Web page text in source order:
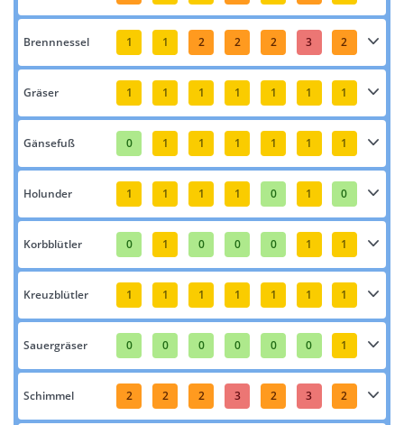
Brennnessel 1 1 2 2 2 3 2
Gräser 1 1 1 1 1 1 1
Gänsefuß 0 1 1 1 1 1 1
Holunder 1 1 1 1 0 1 0
Korbblütler 0 1 0 0 0 1 1
Kreuzblütler 1 1 1 1 1 1 1
Sauergräser 0 0 0 0 0 0 1
Schimmel 2 2 2 3 2 3 2